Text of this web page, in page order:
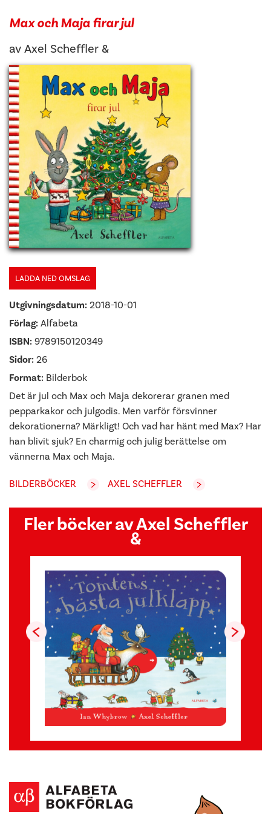
Max och Maja firar jul
avAxel Scheffler &
LADDA NED OMSLAG
Utgivningsdatum: 2018-10-01
Förlag: Alfabeta
ISBN: 9789150120349
Sidor: 26
Format: Bilderbok
Det är jul och Max och Maja dekorerar granen med
pepparkakor och julgodis. Men varför försvinner
dekorationerna? Märkligt! Och vad har hänt med Max? Har
han blivit sjuk? En charmig och julig berättelse om
vännerna Max och Maja.
BILDERBÖCKER AXEL SCHEFFLER
Fler böcker av Axel Scheffler
&